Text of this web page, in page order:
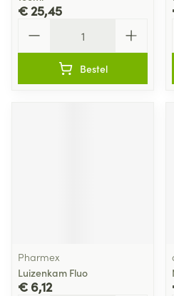
€ 25,45
Bestel
Pharmex
Luizenkam Fluo
€ 6,12